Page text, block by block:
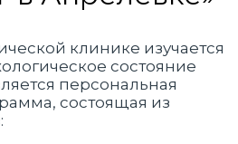
клинике изучается
состояние
персональная
состоящая из